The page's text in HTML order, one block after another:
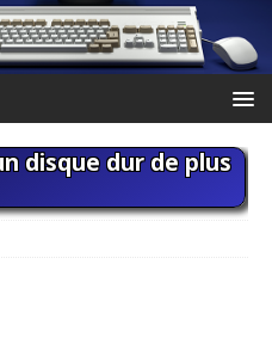
disque dur de plus